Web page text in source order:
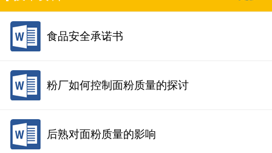
食品安全承诺书
粉厂如何控制面粉质量的探讨
后熟对面粉质量的影响